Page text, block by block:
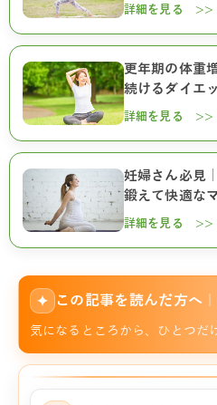
詳細を見る >>
更年期の体重
続けるダイエ
詳細を見る >>
妊婦さん必見
鍛えて快適な
詳細を見る >>
✦ この記事を読んだ方へ
気になるところから、ひとつだ